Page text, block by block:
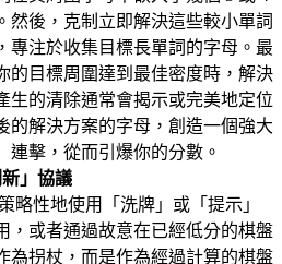
然後，克制立即解決這些較小單詞
專注於收集目標長單詞的字母。最
的目標周圍達到最佳密度時，解決
生的清除通常會揭示或完美地定位
的解決方案的字母，創造一個強大
連擊，從而引爆你的分數。
」協議
略性地使用「洗牌」或「提示」
，或者通過故意在已經低分的棋盤
為拐杖，而是作為經過計算的棋盤